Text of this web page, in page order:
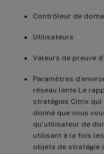
Contrôleur de
Utilisateurs
Valeurs de preuve
Paramètres
réseau lente Le
stratégies Citrix
donné que vous
qu’utilisateur de
utilisant à la fois
objets de stratégie